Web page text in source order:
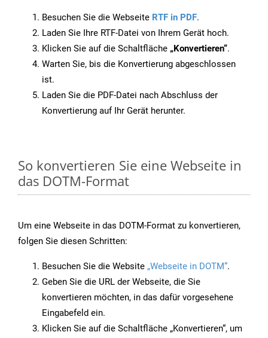
Besuchen Sie die Webseite RTF in PDF.
Laden Sie Ihre RTF-Datei von Ihrem Gerät hoch.
Klicken Sie auf die Schaltfläche „Konvertieren“.
Warten Sie, bis die Konvertierung abgeschlossen
ist.
Laden Sie die PDF-Datei nach Abschluss der
Konvertierung auf Ihr Gerät herunter.
So konvertieren Sie eine Webseite in
das DOTM-Format
Um eine Webseite in das DOTM-Format zu konvertieren,
folgen Sie diesen Schritten:
Besuchen Sie die Website „Webseite in DOTM“.
Geben Sie die URL der Webseite, die Sie
konvertieren möchten, in das dafür vorgesehene
Eingabefeld ein.
Klicken Sie auf die Schaltfläche „Konvertieren“, um